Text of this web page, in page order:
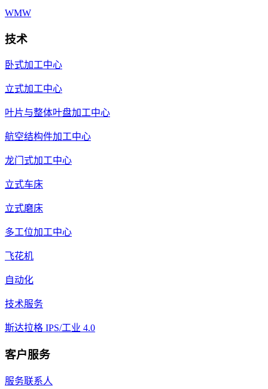
WMW
技术
卧式加工中心
立式加工中心
叶片与整体叶盘加工中心
航空结构件加工中心
龙门式加工中心
立式车床
立式磨床
多工位加工中心
飞花机
自动化
技术服务
斯达拉格 IPS/工业 4.0
客户服务
服务联系人